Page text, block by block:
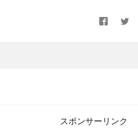
スポンサーリンク